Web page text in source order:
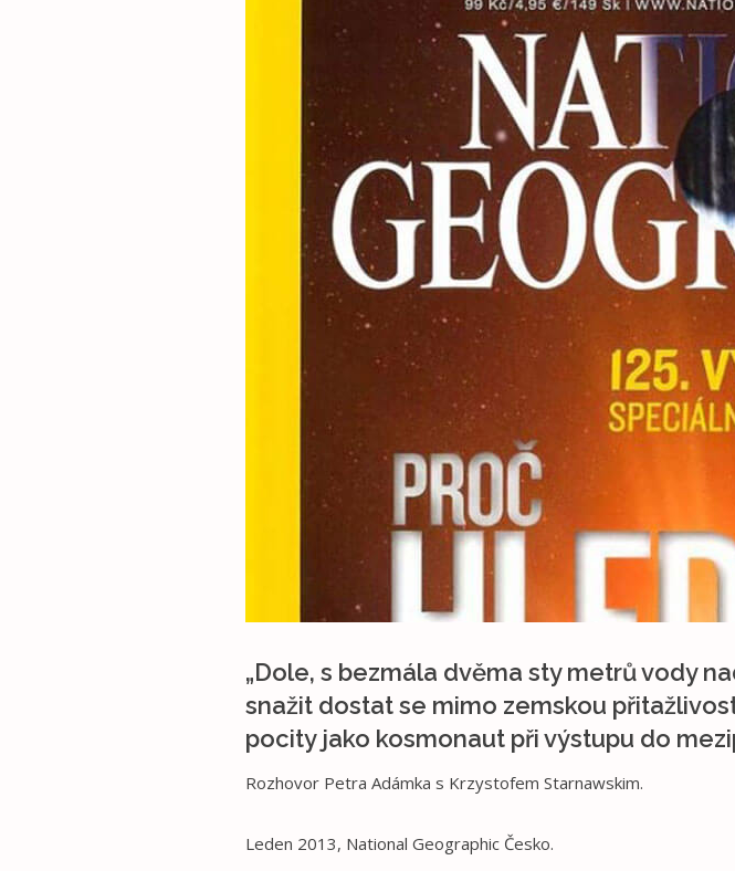
„Dole, s bezmála dvěma sty metrů vody
snažit dostat se mimo zemskou
pocity jako kosmonaut při výstupu do
Rozhovor Petra Adámka s Krzystofem Starnawskim.
Leden 2013, National Geographic Česko.